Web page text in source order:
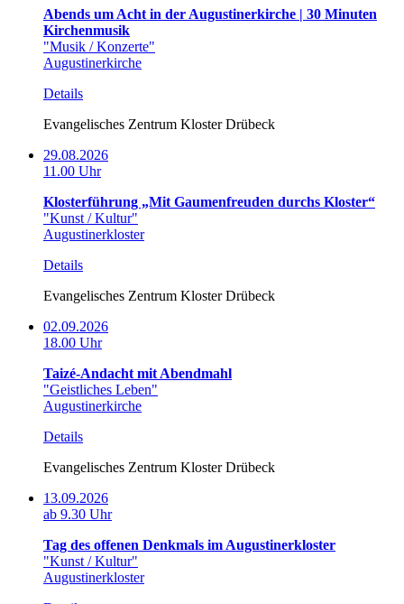
Abends um Acht in der Augustinerkirche | 30 Minuten
Kirchenmusik
"Musik / Konzerte"
Augustinerkirche
Details
Evangelisches Zentrum Kloster Drübeck
29.08.2026
11.00 Uhr
Klosterführung „Mit Gaumenfreuden durchs Kloster“
"Kunst / Kultur"
Augustinerkloster
Details
Evangelisches Zentrum Kloster Drübeck
02.09.2026
18.00 Uhr
Taizé-Andacht mit Abendmahl
"Geistliches Leben"
Augustinerkirche
Details
Evangelisches Zentrum Kloster Drübeck
13.09.2026
ab 9.30 Uhr
Tag des offenen Denkmals im Augustinerkloster
"Kunst / Kultur"
Augustinerkloster